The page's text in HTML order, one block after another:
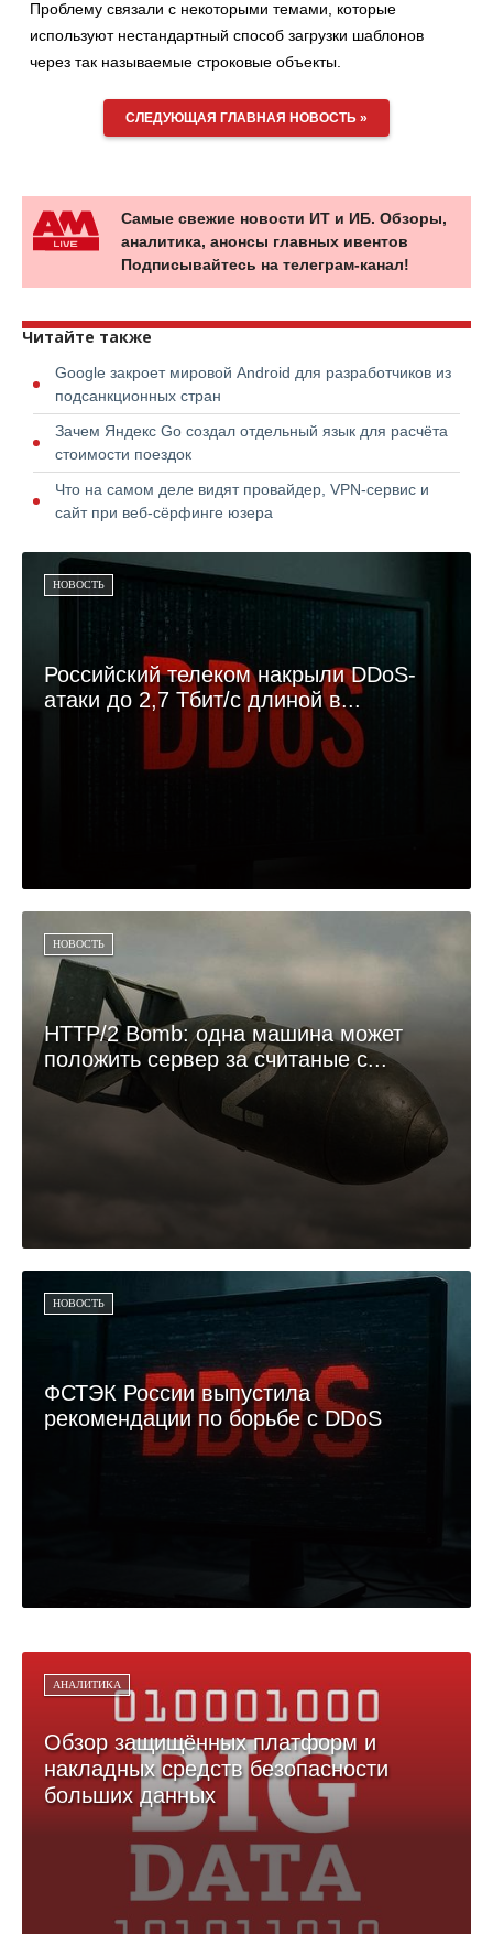
Проблему связали с некоторыми темами, которые
используют нестандартный способ загрузки шаблонов
через так называемые строковые объекты.
СЛЕДУЮЩАЯ ГЛАВНАЯ НОВОСТЬ »
Самые свежие новости ИТ и ИБ. Обзоры,
аналитика, анонсы главных ивентов
Подписывайтесь на телеграм-канал!
Читайте также
Google закроет мировой Android для разработчиков из
подсанкционных стран
Зачем Яндекс Go создал отдельный язык для расчёта
стоимости поездок
Что на самом деле видят провайдер, VPN-сервис и
сайт при веб-сёрфинге юзера
НОВОСТЬ
Российский телеком накрыли DDoS-
атаки до 2,7 Тбит/с длиной в...
НОВОСТЬ
HTTP/2 Bomb: одна машина может
положить сервер за считаные с...
НОВОСТЬ
ФСТЭК России выпустила
рекомендации по борьбе с DDoS
АНАЛИТИКА
Обзор защищённых платформ и
накладных средств безопасности
больших данных